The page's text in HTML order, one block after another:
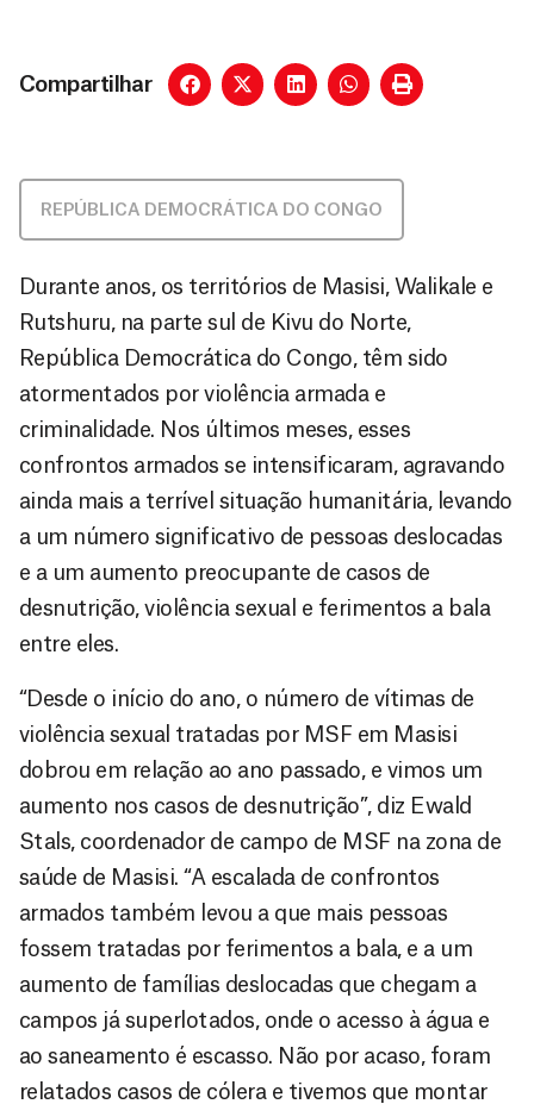
Compartilhar
REPÚBLICA DEMOCRÁTICA DO CONGO
Durante anos, os territórios de Masisi, Walikale e
Rutshuru, na parte sul de Kivu do Norte,
República Democrática do Congo, têm sido
atormentados por violência armada e
criminalidade. Nos últimos meses, esses
confrontos armados se intensificaram, agravando
ainda mais a terrível situação humanitária, levando
a um número significativo de pessoas deslocadas
e a um aumento preocupante de casos de
desnutrição, violência sexual e ferimentos a bala
entre eles.
“Desde o início do ano, o número de vítimas de
violência sexual tratadas por MSF em Masisi
dobrou em relação ao ano passado, e vimos um
aumento nos casos de desnutrição”, diz Ewald
Stals, coordenador de campo de MSF na zona de
saúde de Masisi. “A escalada de confrontos
armados também levou a que mais pessoas
fossem tratadas por ferimentos a bala, e a um
aumento de famílias deslocadas que chegam a
campos já superlotados, onde o acesso à água e
ao saneamento é escasso. Não por acaso, foram
relatados casos de cólera e tivemos que montar